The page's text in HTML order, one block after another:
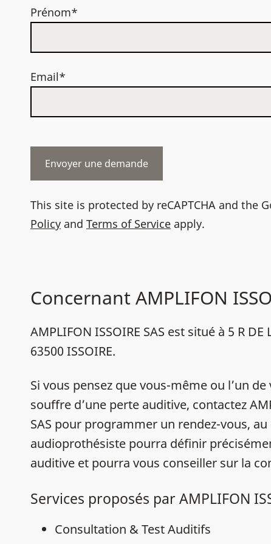
Prénom*
Email*
This site is protected by reCAPTCHA and the
Policy and Terms of Service apply.
Concernant AMPLIFON
AMPLIFON ISSOIRE SAS est situé à 5 R DE
63500 ISSOIRE.
Si vous pensez que vous-même ou l’un
souffre d’une perte auditive, contactez
SAS pour programmer un rendez-vous,
audioprothésiste pourra définir
auditive et pourra vous conseiller sur la
Services proposés par AMPLIFON
Consultation & Test Auditifs